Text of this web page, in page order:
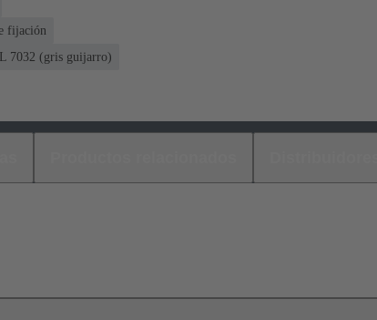
fijación
7032 (gris guijarro)